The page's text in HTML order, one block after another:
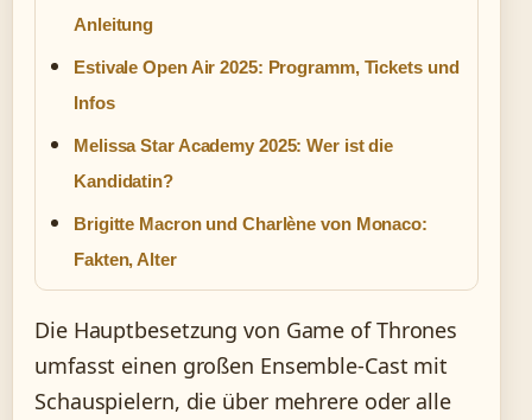
Anleitung
Estivale Open Air 2025: Programm, Tickets und
Infos
Melissa Star Academy 2025: Wer ist die
Kandidatin?
Brigitte Macron und Charlène von Monaco:
Fakten, Alter
Die Hauptbesetzung von Game of Thrones
umfasst einen großen Ensemble-Cast mit
Schauspielern, die über mehrere oder alle